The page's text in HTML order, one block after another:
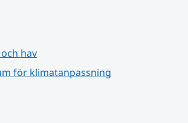
hav
för klimatanpassning